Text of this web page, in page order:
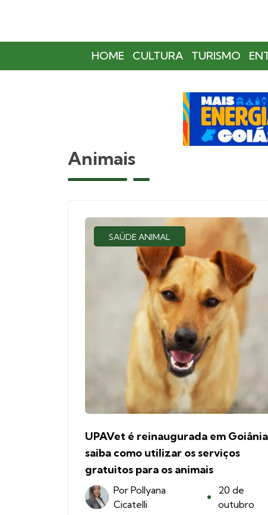
HOME CULTURA TURISMO
Animais
SAÚDE ANIMAL
UPAVet é reinaugurada em
saiba como utilizar os serviços
gratuitos para os animais
Por Pollyana
Cicatelli
20 de
outubro